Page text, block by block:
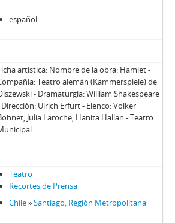
- Las Sillas Vacías
- K.O. Al Matrimonio
- Un Ritmo Del Diablo
- En Casa De Joe Egg
- Liturgia Entre Azulejos
- Jorge Díaz En Marcha Atrás
- Bajo El Signo De Brecht
- Ionesco En Chile Vanguardista De Ayer
- Con Su Propia “Semana Santa”
- De Antofagasta Puntila Sin Extinguidor
español
artística: Nombre de la obra: Hamlet -
Teatro alemán (Kammerspiele) de
- Dramaturgia: William Shakespeare
Dirección: Ulrich Erfurt - Elenco: Volker
Julia Laroche, Hanita Hallan - Teatro
Teatro
Recortes de Prensa
Chile»Santiago, Región Metropolitana